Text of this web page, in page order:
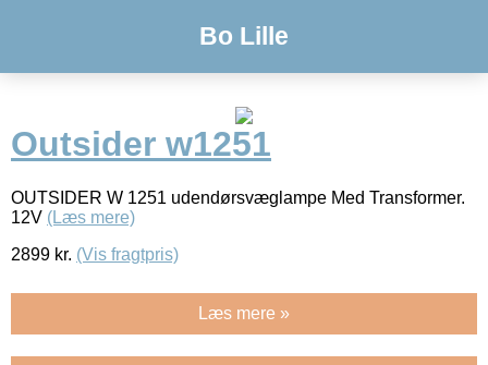
Bo Lille
Outsider w1251
OUTSIDER W 1251 udendørsvæglampe Med Transformer.
12V (Læs mere)
2899 kr. (Vis fragtpris)
Læs mere »